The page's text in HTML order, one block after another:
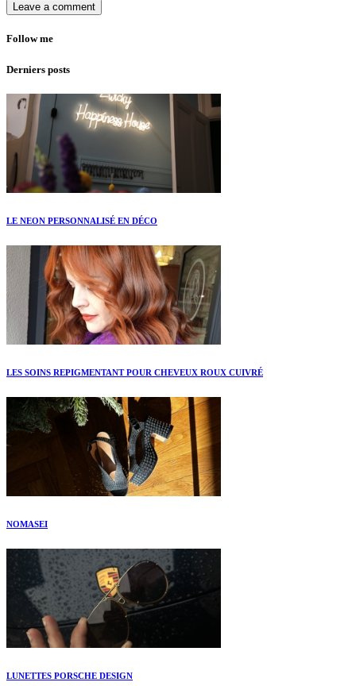
Follow me
Derniers posts
LE NEON PERSONNALISÉ EN DÉCO
LES SOINS REPIGMENTANT POUR CHEVEUX ROUX CUIVRÉ
NOMASEI
LUNETTES PORSCHE DESIGN